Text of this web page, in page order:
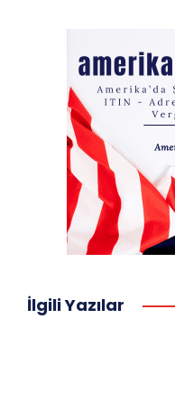
İlgili Yazılar